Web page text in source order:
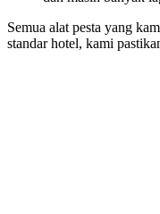
Semua alat pesta yang
standar hotel, kami